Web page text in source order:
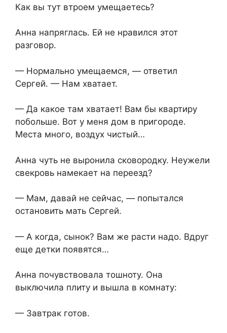
Как вы тут втроем умещаетесь?
Анна напряглась. Ей не нравился этот
разговор.
— Нормально умещаемся, — ответил
Сергей. — Нам хватает.
— Да какое там хватает! Вам бы квартиру
побольше. Вот у меня дом в пригороде.
Места много, воздух чистый…
Анна чуть не выронила сковородку. Неужели
свекровь намекает на переезд?
— Мам, давай не сейчас, — попытался
остановить мать Сергей.
— А когда, сынок? Вам же расти надо. Вдруг
еще детки появятся…
Анна почувствовала тошноту. Она
выключила плиту и вышла в комнату:
— Завтрак готов.